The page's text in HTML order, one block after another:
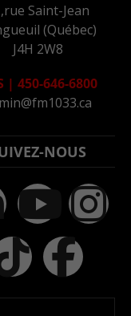
Saint-Jean
(Québec)
J4H 2W8
| 450-646-6800
NOUS